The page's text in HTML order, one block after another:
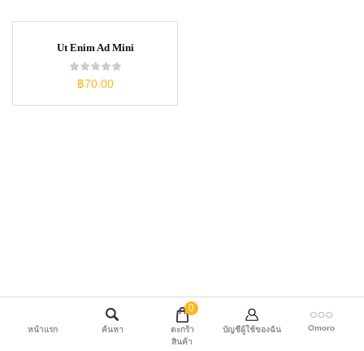
Ut Enim Ad Mini
฿70.00
หน้าแรก ค้นหา
0
ตะกร้า
สินค้า
บัญชีผู้ใช้ของฉัน Omoro